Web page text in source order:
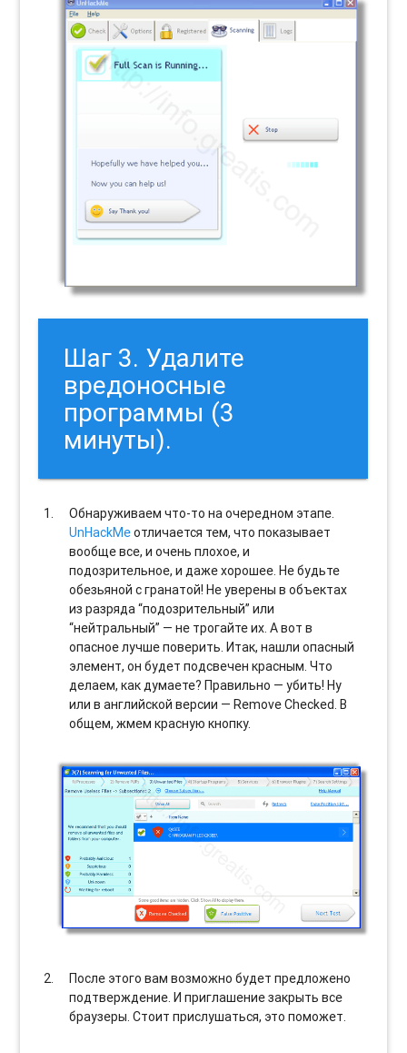
Шаг 3. Удалите
вредоносные
программы (3
минуты).
Обнаруживаем что-то на очередном этапе.
UnHackMeотличается тем, что показывает
вообще все, и очень плохое, и
подозрительное, и даже хорошее. Не будьте
обезьяной с гранатой! Не уверены в объектах
из разряда “подозрительный” или
“нейтральный” — не трогайте их. А вот в
опасное лучше поверить. Итак, нашли опасный
элемент, он будет подсвечен красным. Что
делаем, как думаете? Правильно — убить! Ну
или в английской версии — Remove Checked. В
общем, жмем красную кнопку.
После этого вам возможно будет предложено
подтверждение. И приглашение закрыть все
браузеры. Стоит прислушаться, это поможет.